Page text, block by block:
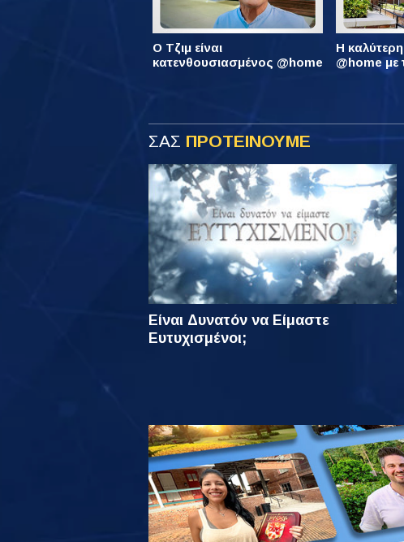
Ο Τζιμ είναι
κατενθουσιασμένος @home
Η
@home με
ΣΑΣ ΠΡΟΤΕΙΝΟΥΜΕ
Είναι Δυνατόν να Είμαστε
Ευτυχισμένοι;